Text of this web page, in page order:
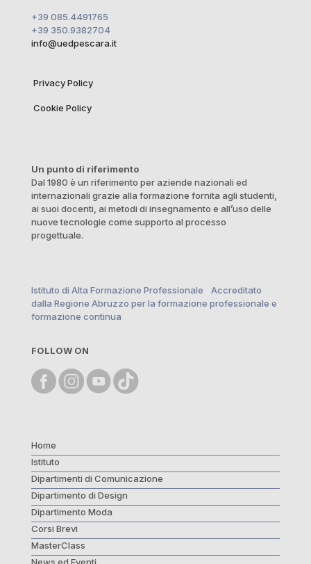
+39 085.4491765
+39 350.9382704
info@uedpescara.it
Privacy Policy
Cookie Policy
Un punto di riferimento
Dal 1980 è un riferimento per aziende nazionali ed
internazionali grazie alla formazione fornita agli studenti,
ai suoi docenti, ai metodi di insegnamento e all’uso delle
nuove tecnologie come supporto al processo
progettuale.
Istituto di Alta Formazione Professionale Accreditato
dalla Regione Abruzzo per la formazione professionale e
formazione continua
FOLLOW ON
Home
Istituto
Dipartimenti di Comunicazione
Dipartimento di Design
Dipartimento Moda
Corsi Brevi
MasterClass